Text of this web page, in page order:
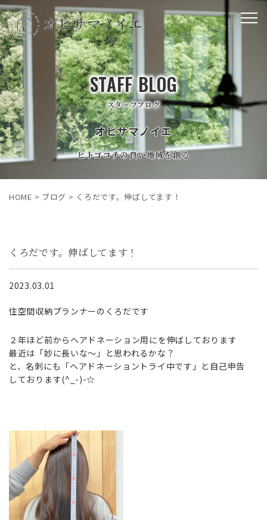
オヒサマノイエ
ヒトゴコチの良い地域を創る
STAFF BLOG
スタッフブログ
HOME > ブログ > くろだです。伸ばしてます！
くろだです。伸ばしてます！
2023.03.01
住空間収納プランナーのくろだです
２年ほど前からヘアドネーション用にを伸ばしております
最近は「妙に長いな～」と思われるかな？
と、名刺にも「ヘアドネーショントライ中です」と自己申告
しております(^_-)-☆